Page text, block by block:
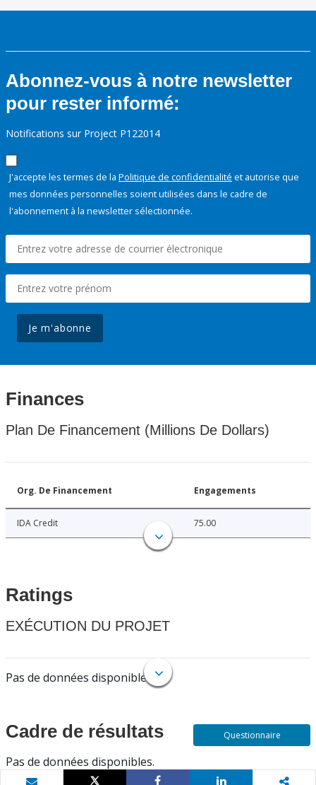
Abonnez-vous à notre newsletter
pour rester informé:
Notifications sur Project P122014
J'accepte les termes de la Politique de confidentialité et autorise que
mes données personnelles soient utilisées dans le cadre de
l'abonnement à la newsletter sélectionnée.
Je m'abonne
Finances
Plan De Financement (Millions De Dollars)
Org. De Financement Engagements
IDA Credit 75.00
Ratings
EXÉCUTION DU PROJET
Pas de données disponibles.
Cadre de résultats
Pas de données disponibles.
Questionnaire